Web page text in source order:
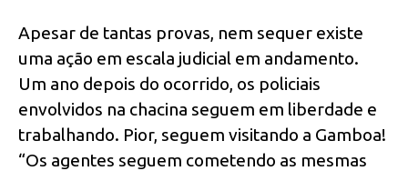
Apesar de tantas provas, nem sequer existe
uma ação em escala judicial em andamento.
Um ano depois do ocorrido, os policiais
envolvidos na chacina seguem em liberdade e
trabalhando. Pior, seguem visitando a Gamboa!
“Os agentes seguem cometendo as mesmas